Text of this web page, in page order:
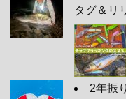
タグ＆リ
2年振